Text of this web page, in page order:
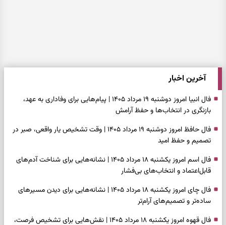
آخرین اخبار
فال انبیا امروز دوشنبه ۱۹ مرداد ۱۴۰۵ | پیام‌هایی برای وفاداری به عهد،
بازنگری در انتخاب‌ها و حفظ آرامش
فال حافظ امروز دوشنبه ۱۹ مرداد ۱۴۰۵ | وقت تشخیص یار واقعی، صبر در
تصمیم و حفظ امید
فال اسم امروز یکشنبه ۱۸ مرداد ۱۴۰۵ | نشانه‌هایی برای شناخت آدم‌های
قابل‌اعتماد و انتخاب‌های بی‌فشار
فال چای امروز یکشنبه ۱۸ مرداد ۱۴۰۵ | نشانه‌هایی برای دیدن مسیرهای
ساده‌تر و تصمیم‌های آرام‌تر
فال قهوه امروز یکشنبه ۱۸ مرداد ۱۴۰۵ | نقش‌هایی برای تشخیص فرصت،